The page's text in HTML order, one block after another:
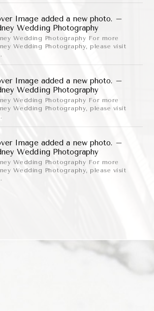
Image added a new photo. –
Wedding Photography
Wedding Photography For more
Wedding Photography, please visit
Image added a new photo. –
Wedding Photography
Wedding Photography For more
Wedding Photography, please visit
Image added a new photo. –
Wedding Photography
Wedding Photography For more
Wedding Photography, please visit